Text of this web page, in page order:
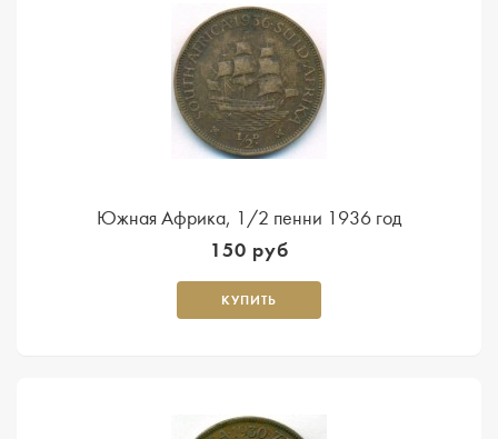
Южная Африка, 1/2 пенни 1936 год
150 руб
КУПИТЬ